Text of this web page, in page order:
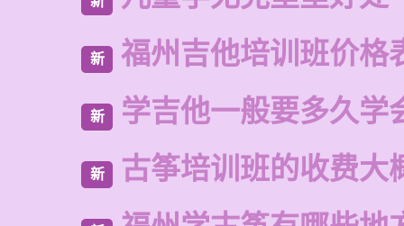
新 福州吉他培训班价格
新 学吉他一般要多久学
新 古筝培训班的收费大